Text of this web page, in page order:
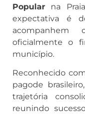
Popular na
expectativa é
oficialmente o
município.
Reconhecido
pagode
trajetória
reunindo